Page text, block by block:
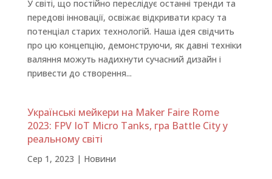
У світі, що постійно переслідує останні тренди та
передові інновації, освіжає відкривати красу та
потенціал старих технологій. Наша ідея свідчить
про цю концепцію, демонструючи, як давні техніки
валяння можуть надихнути сучасний дизайн і
привести до створення...
Українські мейкери на Maker Faire Rome
2023: FPV IoT Micro Tanks, гра Battle City у
реальному світі
Сер 1, 2023 | Новини